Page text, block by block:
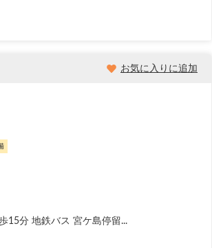
お気に入りに追加
15分 地鉄バス 宮ケ島停留...